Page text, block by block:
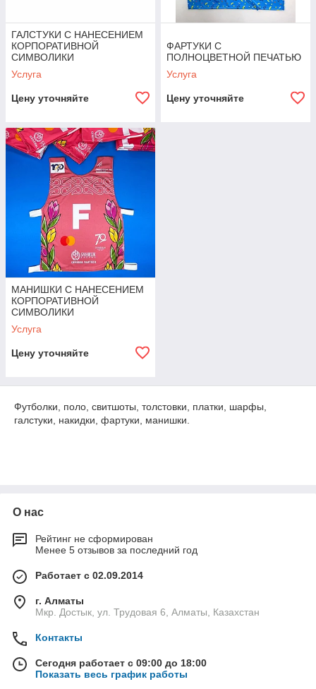
ГАЛСТУКИ С НАНЕСЕНИЕМ
КОРПОРАТИВНОЙ
СИМВОЛИКИ
Услуга
Цену уточняйте
ФАРТУКИ С
ПОЛНОЦВЕТНОЙ ПЕЧАТЬЮ
Услуга
Цену уточняйте
МАНИШКИ С НАНЕСЕНИЕМ
КОРПОРАТИВНОЙ
СИМВОЛИКИ
Услуга
Цену уточняйте
Футболки, поло, свитшоты, толстовки, платки, шарфы,
галстуки, накидки, фартуки, манишки.
О нас
Рейтинг не сформирован
Менее 5 отзывов за последний год
Работает с 02.09.2014
г. Алматы
Мкр. Достык, ул. Трудовая 6, Алматы, Казахстан
Контакты
Сегодня работает с 09:00 до 18:00
Показать весь график работы